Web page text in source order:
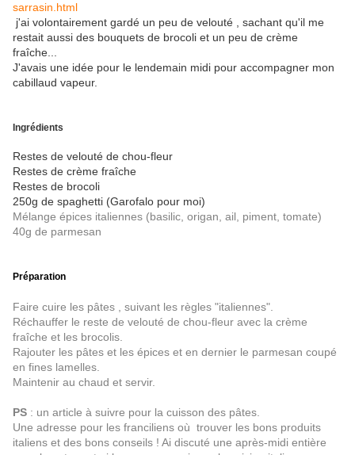
sarrasin.html
j'ai volontairement gardé un peu de velouté , sachant qu'il me
restait aussi des bouquets de brocoli et un peu de crème
fraîche...
J'avais une idée pour le lendemain midi pour accompagner mon
cabillaud vapeur.
Ingrédients
Restes de velouté de chou-fleur
Restes de crème fraîche
Restes de brocoli
250g de spaghetti (Garofalo pour moi)
Mélange épices italiennes (basilic, origan, ail, piment, tomate)
40g de parmesan
Préparation
Faire cuire les pâtes , suivant les règles "italiennes".
Réchauffer le reste de velouté de chou-fleur avec la crème
fraîche et les brocolis.
Rajouter les pâtes et les épices et en dernier le parmesan coupé
en fines lamelles.
Maintenir au chaud et servir.
PS : un article à suivre pour la cuisson des pâtes.
Une adresse pour les franciliens où trouver les bons produits
italiens et des bons conseils ! Ai discuté une après-midi entière